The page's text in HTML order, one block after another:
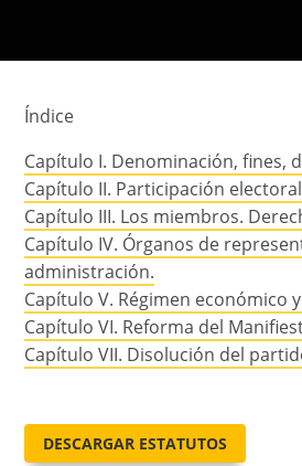
Índice
Capítulo I. Denominación, fines,
Capítulo II. Participación
Capítulo III. Los miembros.
Capítulo IV. Órganos de
administración.
Capítulo V. Régimen económico
Capítulo VI. Reforma del
Capítulo VII. Disolución del
DESCARGAR ESTATUTOS